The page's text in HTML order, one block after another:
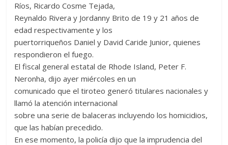
Ríos, Ricardo Cosme Tejada,
Reynaldo Rivera y Jordanny Brito de 19 y 21 años de
edad respectivamente y los
puertorriqueños Daniel y David Caride Junior, quienes
respondieron el fuego.
El fiscal general estatal de Rhode Island, Peter F.
Neronha, dijo ayer miércoles en un
comunicado que el tiroteo generó titulares nacionales y
llamó la atención internacional
sobre una serie de balaceras incluyendo los homicidios,
que las habían precedido.
En ese momento, la policía dijo que la imprudencia del